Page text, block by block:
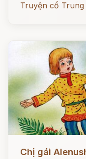
Truyện cổ Trung
Chị gái